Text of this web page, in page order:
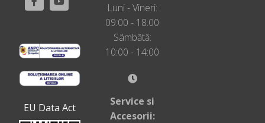
EU Data Act
Luni - Vineri:
09:00 - 18:00
Sâmbătă:
10:00 - 14:00
Service si
Accesorii: